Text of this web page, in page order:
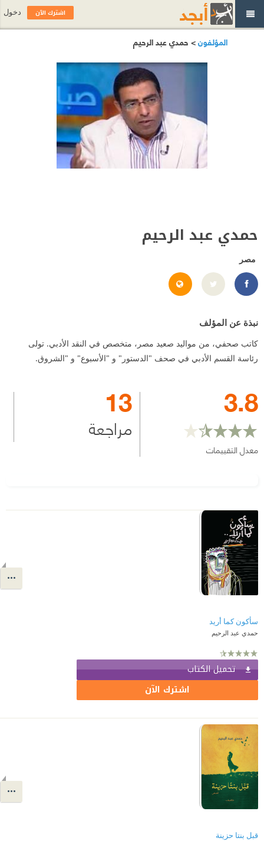
المؤلفون> حمدي عبد الرحيم
حمدي عبد الرحيم
مصر
www.facebook.com/Hamdy-Abdel-Reheem-78033100970/
نبذة عن المؤلف
كاتب صحفي، من مواليد صعيد مصر، متخصص في النقد الأدبي. تولى
رئاسة القسم الأدبي في صحف "الدستور" و "الأسبوع" و "الشروق.
3.8
معدل التقييمات
13
مراجعة
سأكون كما أريد
حمدي عبد الرحيم
تحميل الكتاب
اشترك الآن
قبل بنتا حزينة
اشترك الآن دخول